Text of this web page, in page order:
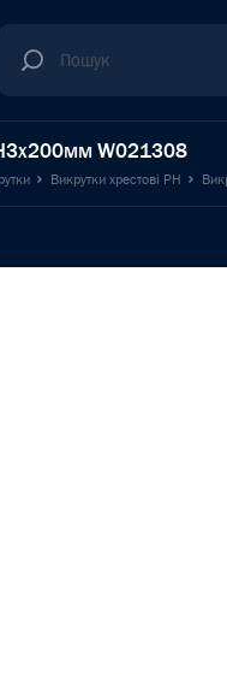
W021308
Викрутки хрестові PH